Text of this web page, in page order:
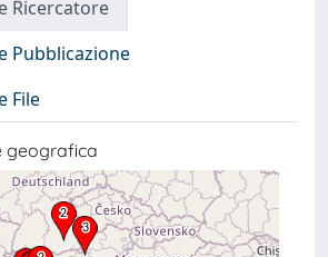
Ricercatore
Pubblicazione
File
geografica